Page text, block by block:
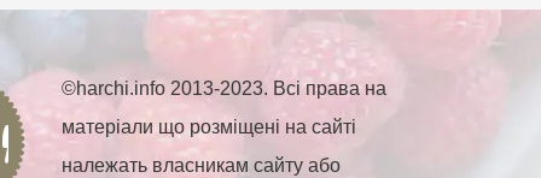
©harchi.info 2013-2023. Всі права на
матеріали що розміщені на сайті
належать власникам сайту або